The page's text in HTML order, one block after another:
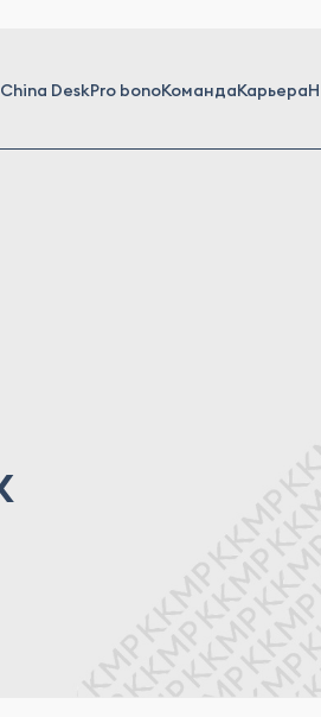
China DeskPro bonoКомандаКарьера